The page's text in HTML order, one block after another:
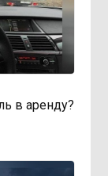
в аренду?